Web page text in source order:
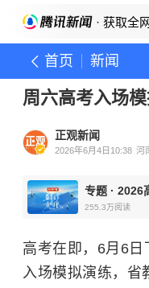
· 获取全
首页 新闻
周六高考入场
正观新闻
2026年6月4日10:38 河
专题 · 2026
255.3万阅读
高考在即，6月6
入场模拟演练，省